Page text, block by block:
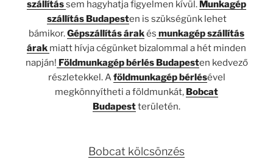
szállítássem hagyhatja figyelmen kívül. Munkagép
szállítás Budapesten is szükségünk lehet
bámikor.Gépszállítás árakés munkagép szállítás
árak miatt hívja cégünket bizalommal a hét minden
napján! Földmunkagép bérlés Budapesten kedvező
részletekkel. Aföldmunkagép bérlésével
megkönnyítheti a földmunkát, Bobcat
Budapestterületén.
Bobcat kölcsönzés